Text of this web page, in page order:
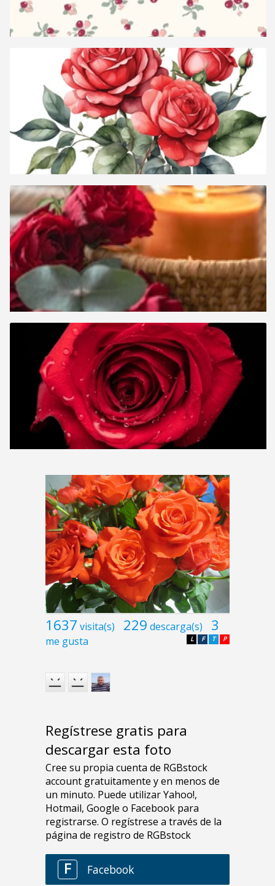
1637 visita(s) 229 descarga(s) 3
me gusta P
T
F
L
Regístrese gratis para
descargar esta foto